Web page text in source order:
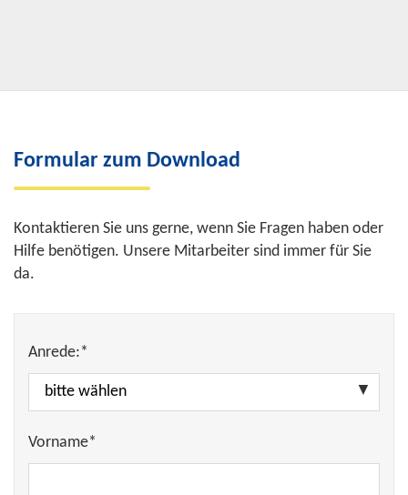
Formular zum Download
Kontaktieren Sie uns gerne, wenn Sie Fragen haben oder
Hilfe benötigen. Unsere Mitarbeiter sind immer für Sie
da.
Anrede:*
Vorname*